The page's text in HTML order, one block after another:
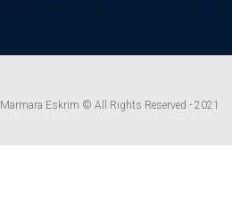
Marmara Eskrim © All Rights Reserved - 2021